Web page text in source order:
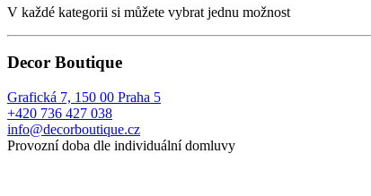
V každé kategorii si můžete vybrat jednu možnost
Decor Boutique
Grafická 7, 150 00 Praha 5
+420 736 427 038
info@decorboutique.cz
Provozní doba dle individuální domluvy